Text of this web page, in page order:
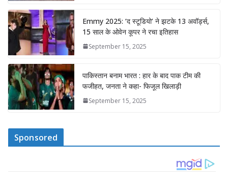
Emmy 2025: ‘द स्टूडियो’ ने झटके 13 अवॉर्ड्स,
15 साल के ओवेन कूपर ने रचा इतिहास
September 15, 2025
पाकिस्तान बनाम भारत : हार के बाद पाक टीम की
फजीहत, जनता ने कहा- फिजूल खिलाड़ी
September 15, 2025
Sponsored